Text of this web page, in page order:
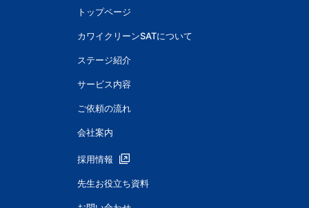
トップページ
カワイクリーンSATについて
ステージ紹介
サービス内容
ご依頼の流れ
会社案内
採用情報
先生お役立ち資料